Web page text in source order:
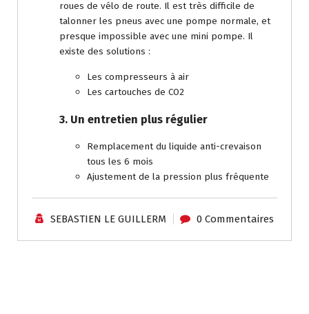
roues de vélo de route. Il est très difficile de
talonner les pneus avec une pompe normale, et
presque impossible avec une mini pompe. Il
existe des solutions :
Les compresseurs à air
Les cartouches de CO2
3. Un entretien plus régulier
Remplacement du liquide anti-crevaison
tous les 6 mois
Ajustement de la pression plus fréquente
SEBASTIEN LE GUILLERM 0 Commentaires